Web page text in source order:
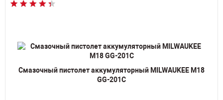
Смазочный пистолет аккумуляторный MILWAUKEE M18
GG-201C